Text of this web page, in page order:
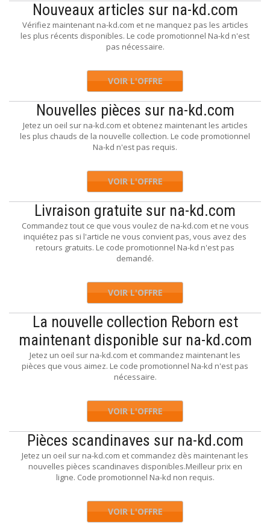
Nouveaux articles sur na-kd.com
Vérifiez maintenant na-kd.com et ne manquez pas les articles
les plus récents disponibles. Le code promotionnel Na-kd n'est
pas nécessaire.
VOIR L'OFFRE
Nouvelles pièces sur na-kd.com
Jetez un oeil sur na-kd.com et obtenez maintenant les articles
les plus chauds de la nouvelle collection. Le code promotionnel
Na-kd n'est pas requis.
VOIR L'OFFRE
Livraison gratuite sur na-kd.com
Commandez tout ce que vous voulez de na-kd.com et ne vous
inquiétez pas si l'article ne vous convient pas, vous avez des
retours gratuits. Le code promotionnel Na-kd n'est pas
demandé.
VOIR L'OFFRE
La nouvelle collection Reborn est
maintenant disponible sur na-kd.com
Jetez un oeil sur na-kd.com et commandez maintenant les
pièces que vous aimez. Le code promotionnel Na-kd n'est pas
nécessaire.
VOIR L'OFFRE
Pièces scandinaves sur na-kd.com
Jetez un oeil sur na-kd.com et commandez dès maintenant les
nouvelles pièces scandinaves disponibles.Meilleur prix en
ligne. Code promotionnel Na-kd non requis.
VOIR L'OFFRE